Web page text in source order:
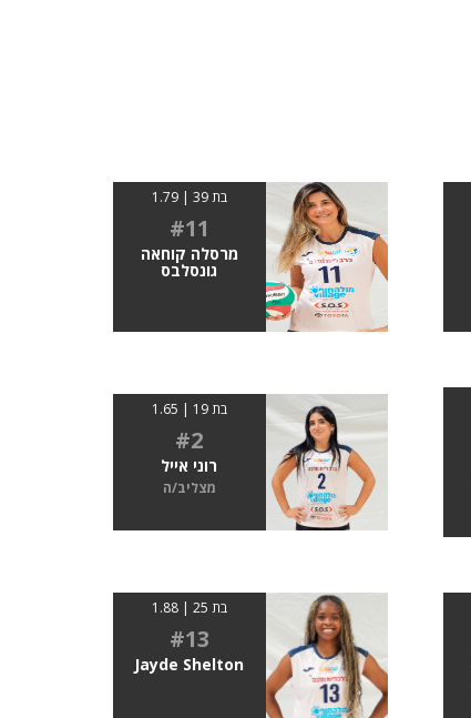
בת 39 | 1.79
#11
מרסלה קוחאה
גונסלבס
בת 19 | 1.65
#2
רוני אייל
מצליב/ה
בת 25 | 1.88
#13
Jayde Shelton